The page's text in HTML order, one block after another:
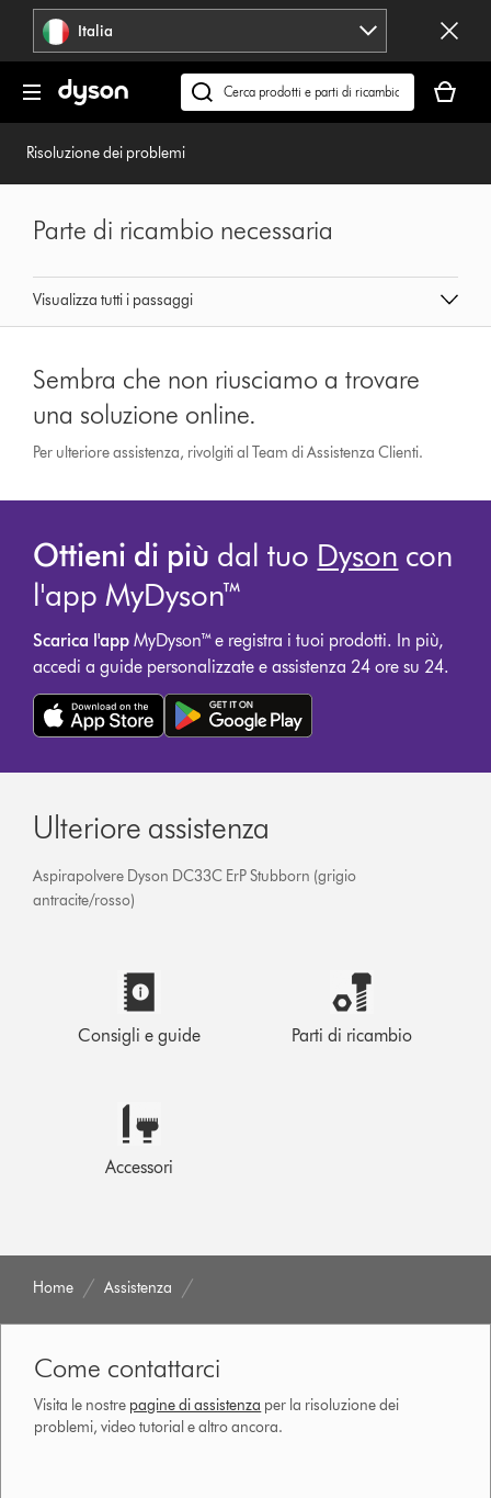
navigazione Italia
Cerca
su
carrello
è
Risoluzione dei problemi
Visualizza tutti i passaggi
Parte di ricambio necessaria
Sembra che non riusciamo a trovare
una soluzione online.
Per ulteriore assistenza, rivolgiti al Team di Assistenza Clienti.
Ottieni di più dal tuo Dyson con
l'app MyDyson™
Scarica l'app MyDyson™ e registra i tuoi prodotti. In più,
accedi a guide personalizzate e assistenza 24 ore su 24.
Ulteriore assistenza
Aspirapolvere Dyson DC33C ErP Stubborn (grigio
antracite/rosso)
Consigli e guide Parti di ricambio
Accessori
Home Assistenza
Come contattarci
Visita le nostre pagine di assistenza per la risoluzione dei
problemi, video tutorial e altro ancora.